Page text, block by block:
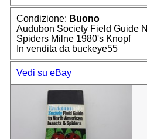
Condizione: Buono
Audubon Society Field Guide
Spiders Milne 1980's Knopf
In vendita da buckeye55
Vedi su eBay